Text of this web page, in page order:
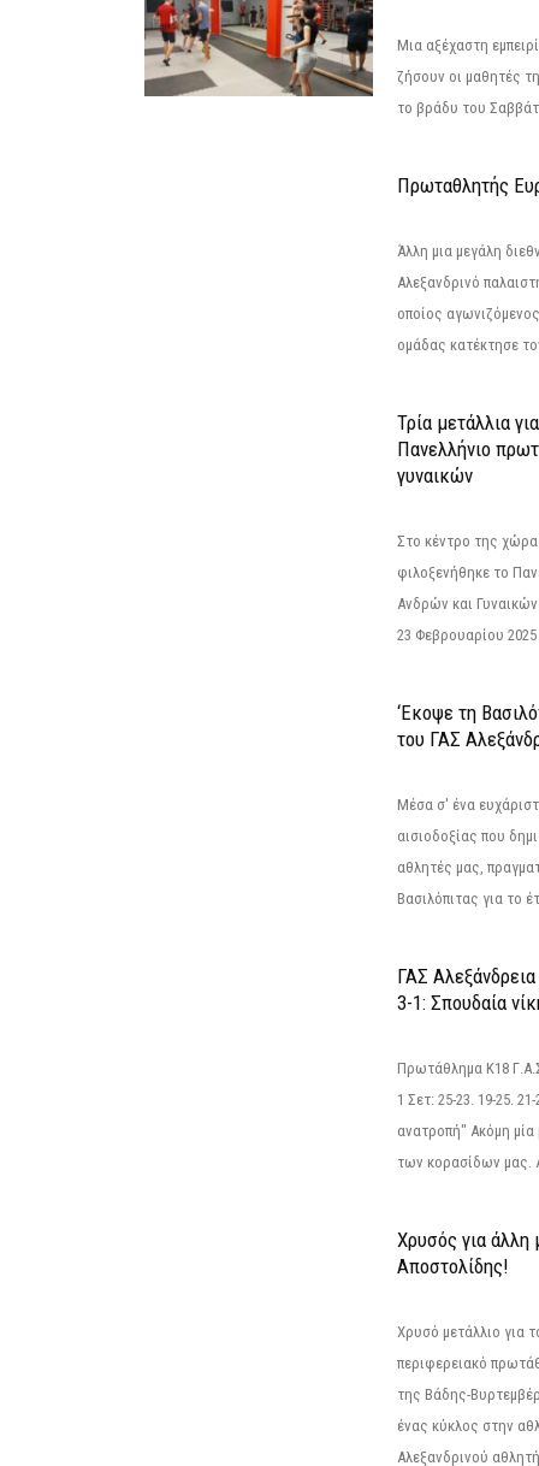
Μια αξέχαστη
ζήσουν οι μαθητές
το βράδυ του
Πρωταθλητής
Άλλη μια μεγάλη
Αλεξανδρινό
οποίος
ομάδας κατέκτησε
Τρία μετάλλια
Πανελλήνιο
γυναικών
Στο κέντρο της
φιλοξενήθηκε το
Ανδρών και
23 Φεβρουαρίου
‘Εκοψε τη
του ΓΑΣ
Μέσα σ' ένα
αισιοδοξίας που
αθλητές μας,
Βασιλόπιτας για το
ΓΑΣ
3-1: Σπουδαία
Πρωτάθλημα Κ18
1 Σετ: 25-23. 19-25.
ανατροπή" Ακόμη μία
των κορασίδων μας.
Χρυσός για άλλη
Αποστολίδης!
Χρυσό μετάλλιο για
περιφερειακό
της Βάδης-
ένας κύκλος στην
Αλεξανδρινού